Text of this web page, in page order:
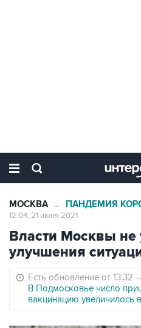
МОСКВА → ПАНДЕМИЯ
12:04, 21 июня 2021
Власти Москвы не
улучшения
Есть обновление от 13:32
В Подмосковье число
вакцинацию увеличилось